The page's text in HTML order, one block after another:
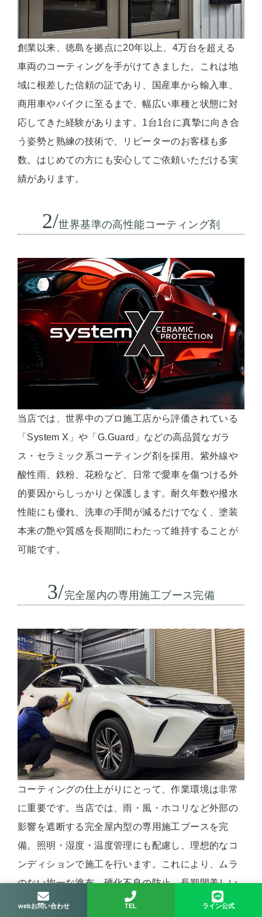
創業以来、徳島を拠点に20年以上、4万台を超える
車両のコーティングを手がけてきました。これは地
域に根差した信頼の証であり、国産車から輸入車、
商用車やバイクに至るまで、幅広い車種と状態に対
応してきた経験があります。1台1台に真摯に向き合
う姿勢と熟練の技術で、リピーターのお客様も多
数。はじめての方にも安心してご依頼いただける実
績があります。
2/世界基準の高性能コーティング剤
当店では、世界中のプロ施工店から評価されている
「System X」や「G.Guard」などの高品質なガラ
ス・セラミック系コーティング剤を採用。紫外線や
酸性雨、鉄粉、花粉など、日常で愛車を傷つける外
的要因からしっかりと保護します。耐久年数や撥水
性能にも優れ、洗車の手間が減るだけでなく、塗装
本来の艶や質感を長期間にわたって維持することが
可能です。
3/完全屋内の専用施工ブース完備
コーティングの仕上がりにとって、作業環境は非常
に重要です。当店では、雨・風・ホコリなど外部の
影響を遮断する完全屋内型の専用施工ブースを完
備。照明・湿度・温度管理にも配慮し、理想的なコ
ンディションで施工を行います。これにより、ムラ
のない均一な塗布、硬化不良の防止、長期間美しい
仕上がりを実現します。
webお問い合わせ TEL ライン公式